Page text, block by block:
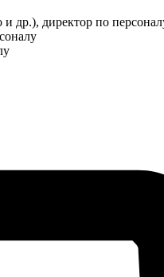
др.), директор по